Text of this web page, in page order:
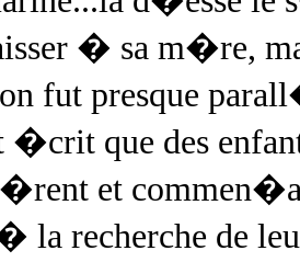
� sa m�re,
fut presque
que des
et
la recherche de